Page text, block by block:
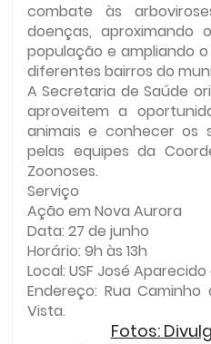
combate às
doenças, aproximando
população e ampliando
diferentes bairros do
A Secretaria de Saúde
aproveitem a
animais e conhecer os
pelas equipes da
Zoonoses.
Serviço
Ação em Nova Aurora
Data: 27 de junho
Horário: 9h às 13h
Local: USF José
Endereço: Rua Caminho
Vista.
Fotos: